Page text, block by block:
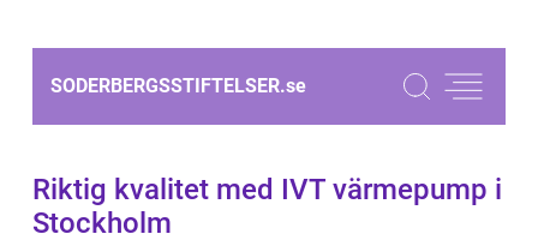
SODERBERGSSTIFTELSER.se
Riktig kvalitet med IVT värmepump i
Stockholm